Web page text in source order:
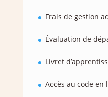
Frais de gestion
Évaluation de
Livret
Accès au code en